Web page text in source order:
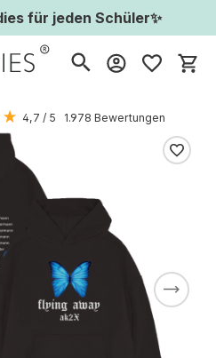
für jeden Schüler✨
4,7 / 5 1.978 Bewertungen